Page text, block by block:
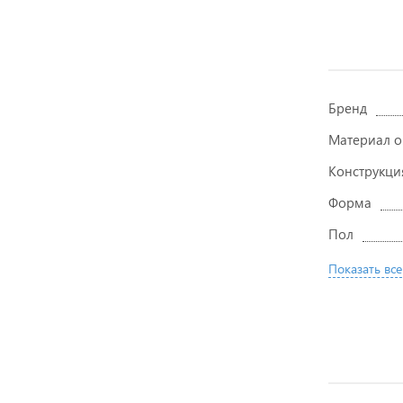
Бренд
Материал
Форма
Пол
Показать все